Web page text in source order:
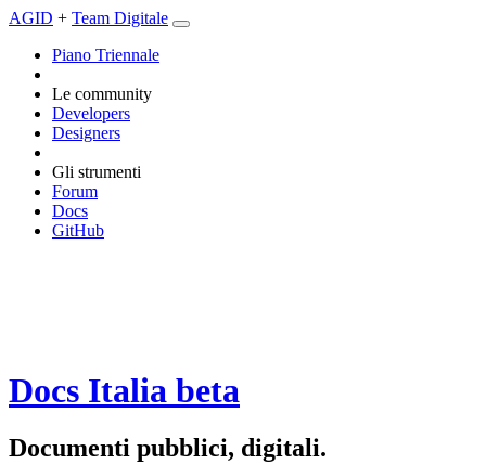
AGID + Team Digitale
Piano Triennale
Le community
Developers
Designers
Gli strumenti
Forum
Docs
GitHub
Docs Italia beta
Documenti pubblici, digitali.